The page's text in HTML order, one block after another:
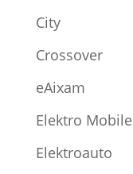
City
Crossover
eAixam
Elektro Mobile
Elektroauto